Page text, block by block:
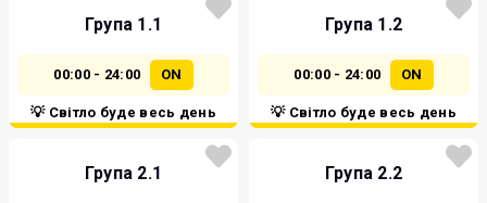
Група 1.1
00:00 - 24:00 ON
💡 Світло буде весь день
Група 1.2
00:00 - 24:00 ON
💡 Світло буде весь день
Група 2.1 Група 2.2